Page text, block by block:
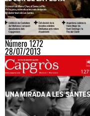
Número 1272
28/07/2013